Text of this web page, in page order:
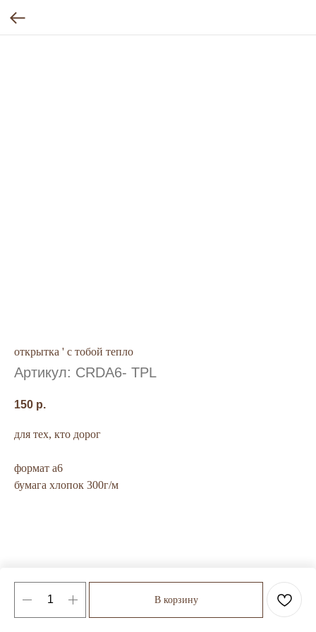
открытка ' с тобой тепло
Артикул: CRDA6- TPL
150 р.
В корзину
для тех, кто дорог
формат а6
бумага хлопок 300г/м